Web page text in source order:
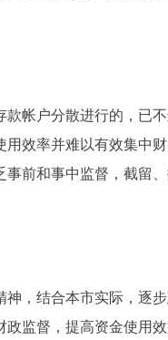
帐户分散进行的，已
效率并难以有效集中
前和事中监督，截留
，结合本市实际，逐
监督，提高资金使用